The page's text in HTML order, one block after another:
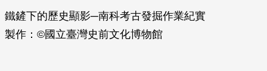
鐵鏟下的歷史顯影─南科考古發掘作業紀實
製作：©國立臺灣史前文化博物館